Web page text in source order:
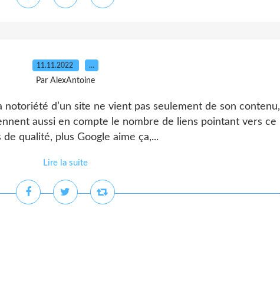
11.11.2022 …
Par AlexAntoine
d’un site ne vient pas seulement de son contenu,
aussi en compte le nombre de liens pointant vers ce
qualité, plus Google aime ça,...
Lire la suite